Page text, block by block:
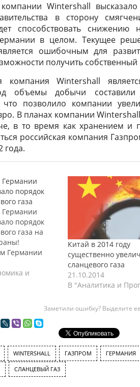
компании Wintershall
в сторону
способствовать снижению
в целом. Текущее
ошибочным для
получить собственный
компания Wintershall
объемы добычи составили
что позволило компании
В планах компании
в то время как хранением и
российская компания
года.
Германии
порядок
газа
Германии
порядок
газа на
Германии
о
газа на
его добычи,
чтобы
на
и
Китай в 2014 году
существенно
сланцевого газа
21.10.2014
В "Аналитика и
Заметили ошибку? Выделите
WINTERSHALL ГАЗПРОМ ГЕРМАНИЯ
СЛАНЦЕВЫЙ ГАЗ